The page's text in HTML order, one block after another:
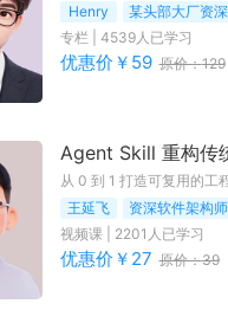
Henry
某头部大厂资
专栏
4539人已学习
优惠价￥ 59 原价：129
Agent Skill 重构传
从 0 到 1 打造可复用的工
王延飞
资深软件架构师
视频课| 2201 人已学习
优惠价￥ 27 原价：39